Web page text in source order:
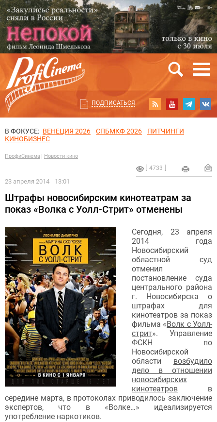
ПОДПИСАТЬСЯ
В ФОКУСЕ: ВЕНЕЦИЯ 2026 СПБМКФ 2026
ПИТЧИНГИ
КИНОБИЗНЕС
ПрофиСинема Новости кино
4733
23 апреля 2014 13:01
Штрафы новосибирским кинотеатрам за
показ «Волка с Уолл-Стрит» отменены
Сегодня, 23 апреля
2014 года
Новосибирский
областной суд
отменил
постановление суда
центрального района
г. Новосибирска о
штрафах для
кинотеатров за показ
фильма «Волк с Уолл-
стрит». Управление
ФСКН по
Новосибирской
области возбудило
дело в отношении
новосибирских
кинотеатров в
середине марта, в протоколах приводилось заключение
экспертов, что в «Волке…» идеализируется
употребление наркотиков.